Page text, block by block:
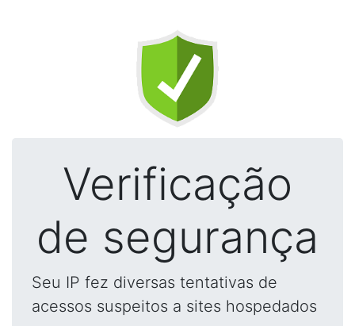
Verificação
de segurança
Seu IP fez diversas tentativas de
acessos suspeitos a sites hospedados